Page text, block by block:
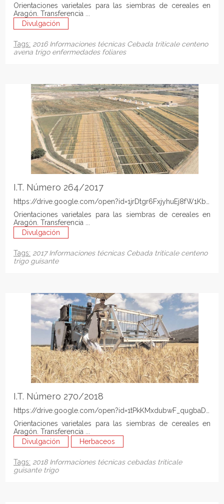
Orientaciones varietales para las siembras de cereales en
Divulgación
Tags: 2016Informaciones técnicas Cebada triticale centeno
avena trigo enfermedades foliares
I.T. Número 264/2017
https://drive.google.com/
Orientaciones varietales para las siembras de cereales en
Divulgación
Tags: 2017Informaciones técnicas Cebada triticale centeno
trigo guisante
I.T. Número 270/2018
https://drive.google.com/
Orientaciones varietales para las siembras de cereales en
Divulgación
Herbaceos
Tags: 2018 Informaciones técnicas cebadas triticale
guisante trigo